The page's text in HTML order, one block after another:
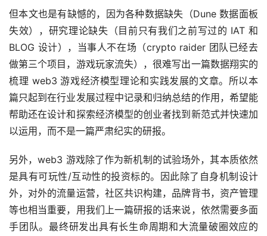
但本文也是有缺憾的，因为各种数据缺失（Dune 数据面板
失效），研究理论缺失（目前只有我们之前写过的 IAT 和
BLOG 设计），当事人不在场（crypto raider 团队已经去
做第三个项目，游戏玩家流失），很难写出一篇数据翔实的
梳理 web3 游戏经济模型理论和实践发展的文章。所以本
篇只起到在行业发展过程中记录和归纳总结的作用，希望能
帮助还在设计和探索经济模型的创业者找到新范式并快速加
以运用，而不是一篇严肃纪实的研报。
另外，web3 游戏除了作为新机制的试验场外，其本质依然
是具有可玩性/互动性的投资标的。因此除了自身机制设计
外，对外的流量运营，社区共识构建，品牌背书，资产管理
等也相当重要，用我们上一篇研报的话来说，依然需要多面
手团队。最终研发出具有长生命周期和大流量破圈效应的